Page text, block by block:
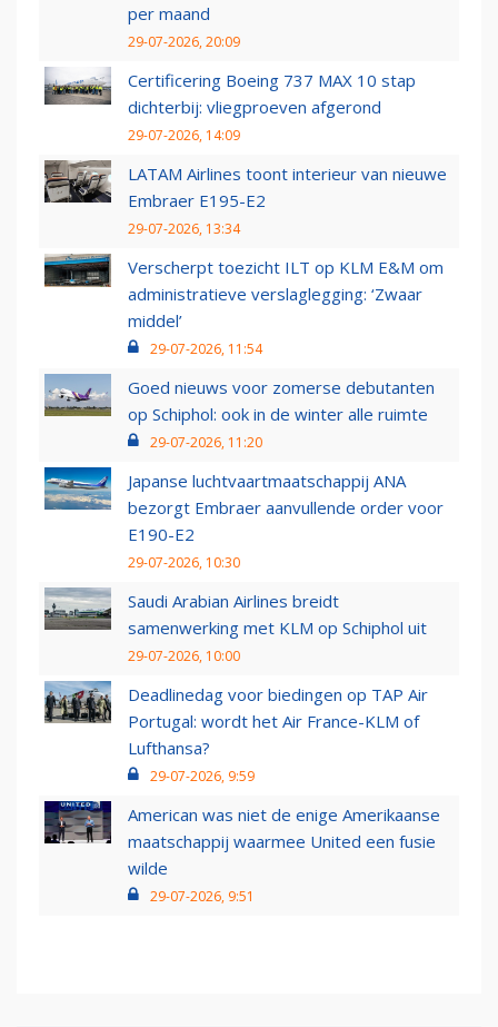
per maand
29-07-2026, 20:09
Certificering Boeing 737 MAX 10 stap
dichterbij: vliegproeven afgerond
29-07-2026, 14:09
LATAM Airlines toont interieur van nieuwe
Embraer E195-E2
29-07-2026, 13:34
Verscherpt toezicht ILT op KLM E&M om
administratieve verslaglegging: ‘Zwaar
middel’
29-07-2026, 11:54
Goed nieuws voor zomerse debutanten
op Schiphol: ook in de winter alle ruimte
29-07-2026, 11:20
Japanse luchtvaartmaatschappij ANA
bezorgt Embraer aanvullende order voor
E190-E2
29-07-2026, 10:30
Saudi Arabian Airlines breidt
samenwerking met KLM op Schiphol uit
29-07-2026, 10:00
Deadlinedag voor biedingen op TAP Air
Portugal: wordt het Air France-KLM of
Lufthansa?
29-07-2026, 9:59
American was niet de enige Amerikaanse
maatschappij waarmee United een fusie
wilde
29-07-2026, 9:51